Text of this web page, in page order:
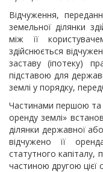
Відчуження,
земельної ділянки
між її
здійснюється
заставу (іпотеку)
підставою для
землі у порядку,
Частинами першою та
оренду землі»
ділянки державної
відчужено її
статутного капіталу,
частиною другою цієї